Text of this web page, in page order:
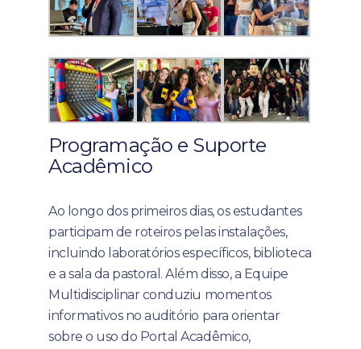
Programação e Suporte
Acadêmico
Ao longo dos primeiros dias, os estudantes
participam de roteiros pelas instalações,
incluindo laboratórios específicos, biblioteca
e a sala da pastoral. Além disso, a Equipe
Multidisciplinar conduziu momentos
informativos no auditório para orientar
sobre o uso do Portal Acadêmico,